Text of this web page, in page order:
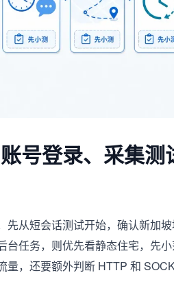
号登录、采集
先从短会话测试开始，确认新加
台任务，则优先看静态住宅，先
量，还要额外判断 HTTP 和